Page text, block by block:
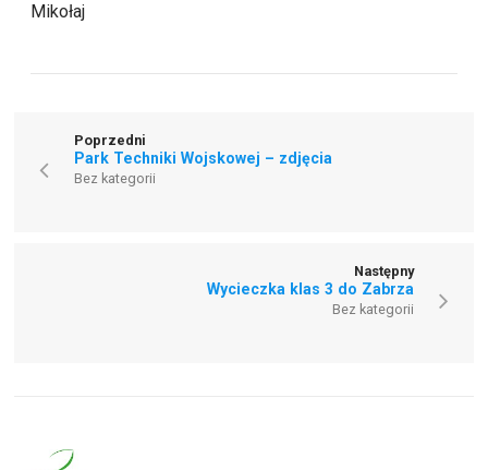
Mikołaj
Poprzedni
Park Techniki Wojskowej – zdjęcia
Bez kategorii
Następny
Wycieczka klas 3 do Zabrza
Bez kategorii